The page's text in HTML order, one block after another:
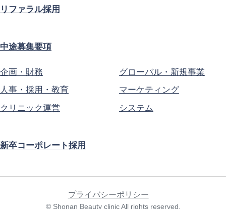
リファラル採用
中途募集要項
企画・財務
グローバル・新規事業
人事・採用・教育
マーケティング
クリニック運営
システム
新卒コーポレート採用
プライバシーポリシー
© Shonan Beauty clinic All rights reserved.